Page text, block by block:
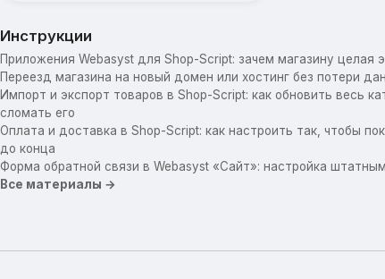
Инструкции
Приложения Webasyst для Shop-Script: зачем магазину целая
Переезд магазина на новый домен или хостинг без потери
Импорт и экспорт товаров в Shop-Script: как обновить весь
сломать его
Оплата и доставка в Shop-Script: как настроить так, чтобы
до конца
Форма обратной связи в Webasyst «Сайт»: настройка
Все материалы →